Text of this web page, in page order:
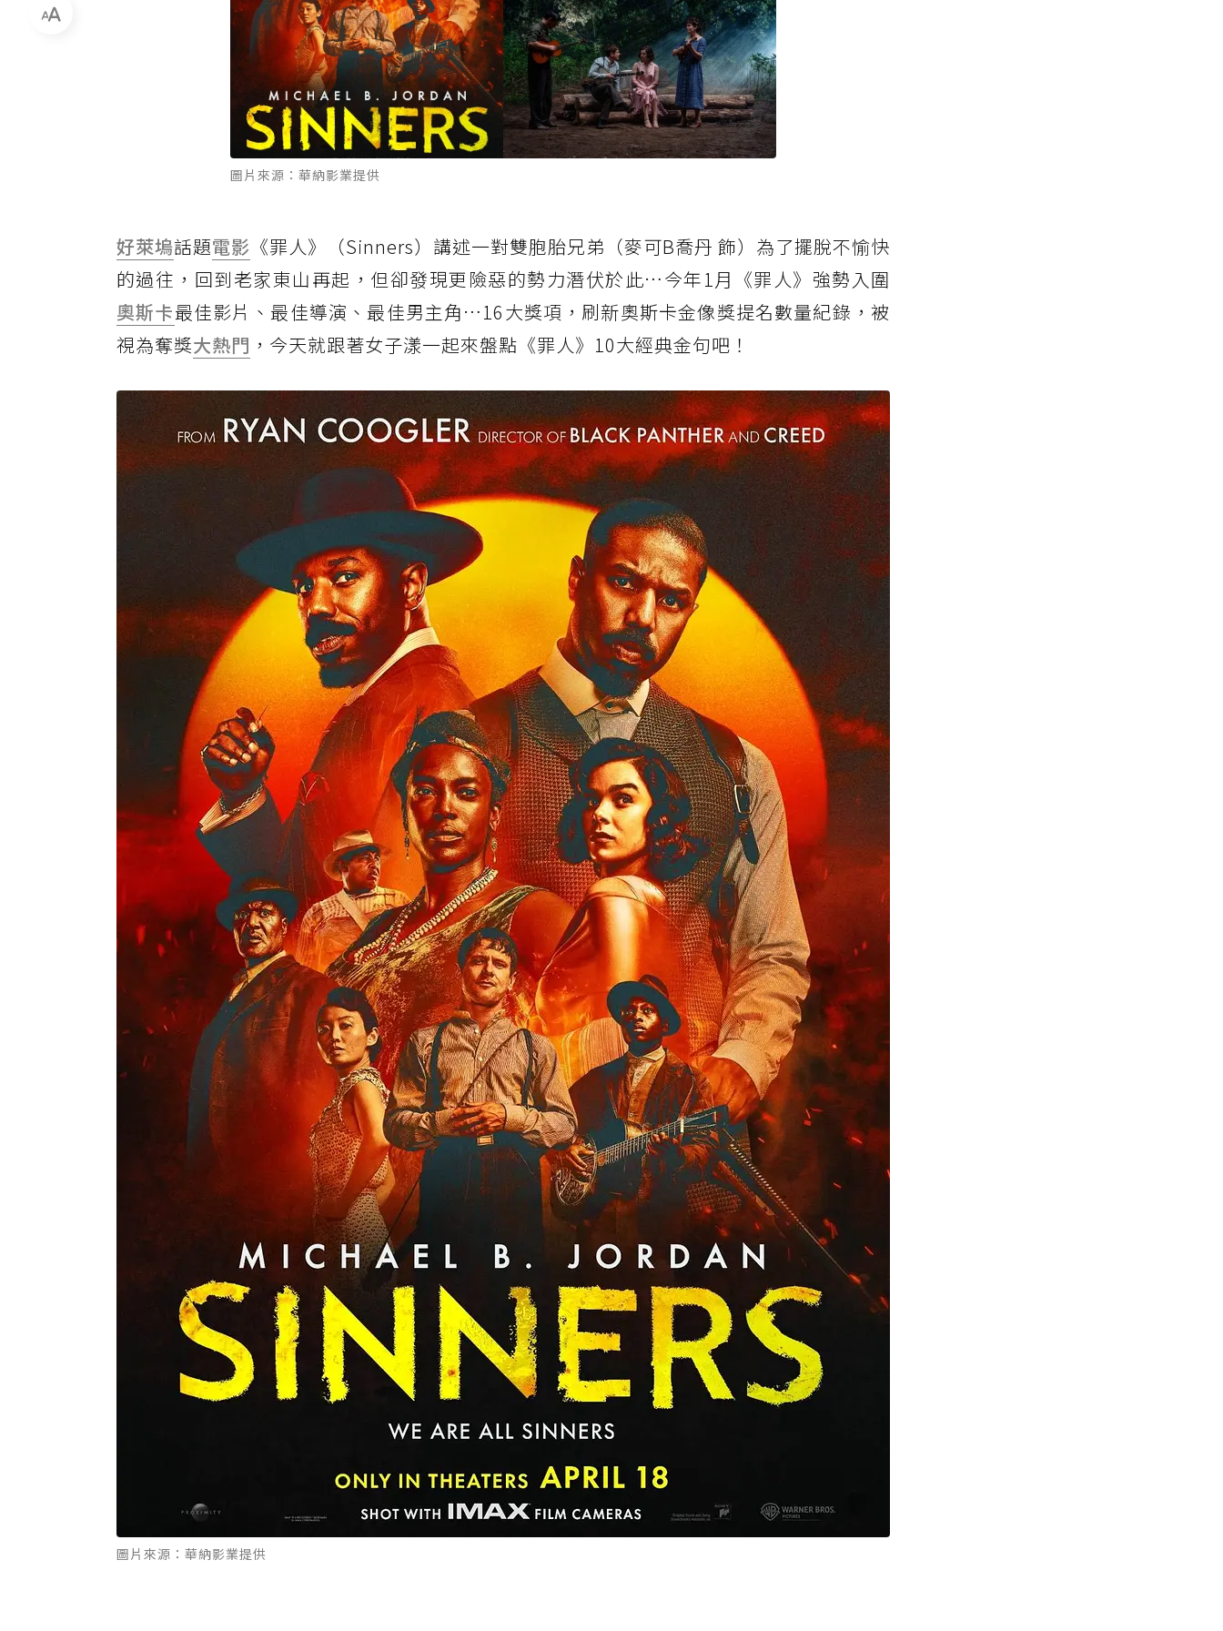
圖片來源：華納影業提供
好萊塢話題電影 《罪人》（Sinners）講述一對雙胞胎兄弟（麥可B喬丹 飾）為了擺脫不愉快
的過往，回到老家東山再起，但卻發現更險惡的勢力潛伏於此…今年1月《罪人》強勢入圍
奧斯卡最佳影片、最佳導演、最佳男主角…16大獎項，刷新奧斯卡金像獎提名數量紀錄，被
視為奪獎大熱門 ，今天就跟著女子漾一起來盤點《罪人》10大經典金句吧！
圖片來源：華納影業提供